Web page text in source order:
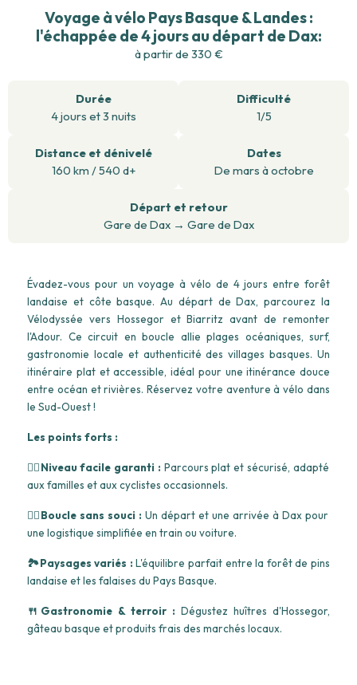
Voyage à vélo Pays Basque & Landes :
l'échappée de 4 jours au départ de Dax:
à partir de 330 €
Durée
4jours et3 nuits
Difficulté
1/5
Distance et dénivelé
160 km / 540 d+
Dates
De mars à octobre
Départ et retour
Gare de Dax→ Gare de Dax
Évadez-vous pour un voyage à vélo de 4 jours entre forêt
landaise et côte basque. Au départ de Dax, parcourez la
Vélodyssée vers Hossegor et Biarritz avant de remonter
l'Adour. Ce circuit en boucle allie plages océaniques, surf,
gastronomie locale et authenticité des villages basques. Un
itinéraire plat et accessible, idéal pour une itinérance douce
entre océan et rivières. Réservez votre aventure à vélo dans
le Sud-Ouest !
Les points forts :
🚵‍♂️Niveau facile garanti : Parcours plat et sécurisé, adapté
aux familles et aux cyclistes occasionnels.
🧘‍♀️Boucle sans souci : Un départ et une arrivée à Dax pour
une logistique simplifiée en train ou voiture.
🏞️Paysages variés : L'équilibre parfait entre la forêt de pins
landaise et les falaises du Pays Basque.
🍴Gastronomie & terroir : Dégustez huîtres d'Hossegor,
gâteau basque et produits frais des marchés locaux.